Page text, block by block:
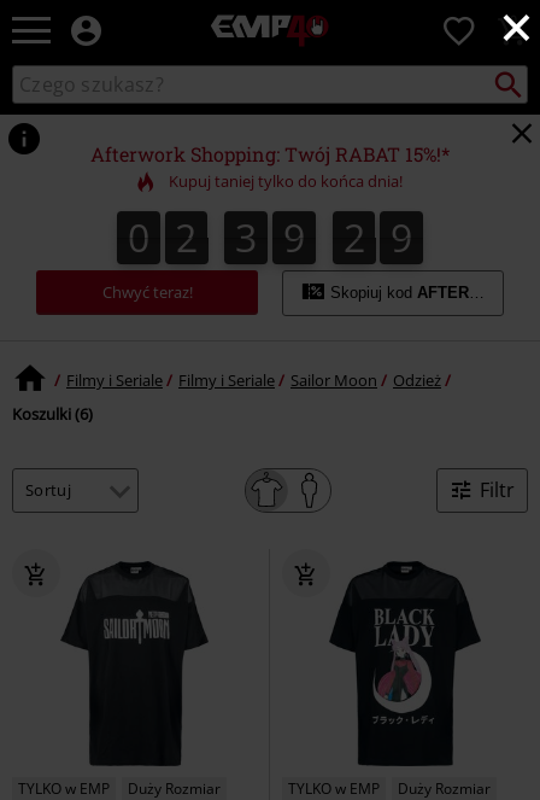
×
EMP
Merch
Fanów:
Muzyki,
Filmów,
Seriali
Gier
-
Moda
Alternatywna.
0
Wyszukaj
katalog
Szukaj
Afterwork Shopping: Twój RABAT 15%!*
Kupuj taniej tylko do końca dnia!
0
0 2
2 3
3 9
9 2
3
2 8
9
8
0
9
Chwyć teraz! Skopiuj kod AFTERWORK
Filmy i Seriale Filmy i Seriale Sailor Moon
Odzież
Koszulki (6)
Filtr
TYLKO w EMP Duży Rozmiar TYLKO w EMP Duży Rozmiar